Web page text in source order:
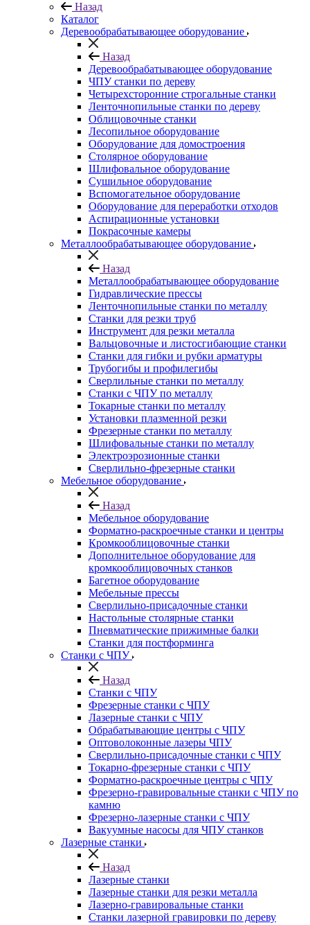
Назад
Каталог
Деревообрабатывающее оборудование
Назад
Деревообрабатывающее оборудование
ЧПУ станки по дереву
Четырехсторонние строгальные станки
Ленточнопильные станки по дереву
Облицовочные станки
Лесопильное оборудование
Оборудование для домостроения
Столярное оборудование
Шлифовальное оборудование
Сушильное оборудование
Вспомогательное оборудование
Оборудование для переработки отходов
Аспирационные установки
Покрасочные камеры
Металлообрабатывающее оборудование
Назад
Металлообрабатывающее оборудование
Гидравлические прессы
Ленточнопильные станки по металлу
Станки для резки труб
Инструмент для резки металла
Вальцовочные и листосгибающие станки
Станки для гибки и рубки арматуры
Трубогибы и профилегибы
Сверлильные станки по металлу
Станки с ЧПУ по металлу
Токарные станки по металлу
Установки плазменной резки
Фрезерные станки по металлу
Шлифовальные станки по металлу
Электроэрозионные станки
Сверлильно-фрезерные станки
Мебельное оборудование
Назад
Мебельное оборудование
Форматно-раскроечные станки и центры
Кромкооблицовочные станки
Дополнительное оборудование для
кромкооблицовочных станков
Багетное оборудование
Мебельные прессы
Сверлильно-присадочные станки
Настольные столярные станки
Пневматические прижимные балки
Станки для постформинга
Станки с ЧПУ
Назад
Станки с ЧПУ
Фрезерные станки с ЧПУ
Лазерные станки с ЧПУ
Обрабатывающие центры с ЧПУ
Оптоволоконные лазеры ЧПУ
Сверлильно-присадочные станки с ЧПУ
Токарно-фрезерные станки с ЧПУ
Форматно-раскроечные центры с ЧПУ
Фрезерно-гравировальные станки с ЧПУ по
камню
Фрезерно-лазерные станки с ЧПУ
Вакуумные насосы для ЧПУ станков
Лазерные станки
Назад
Лазерные станки
Лазерные станки для резки металла
Лазерно-гравировальные станки
Станки лазерной гравировки по дереву